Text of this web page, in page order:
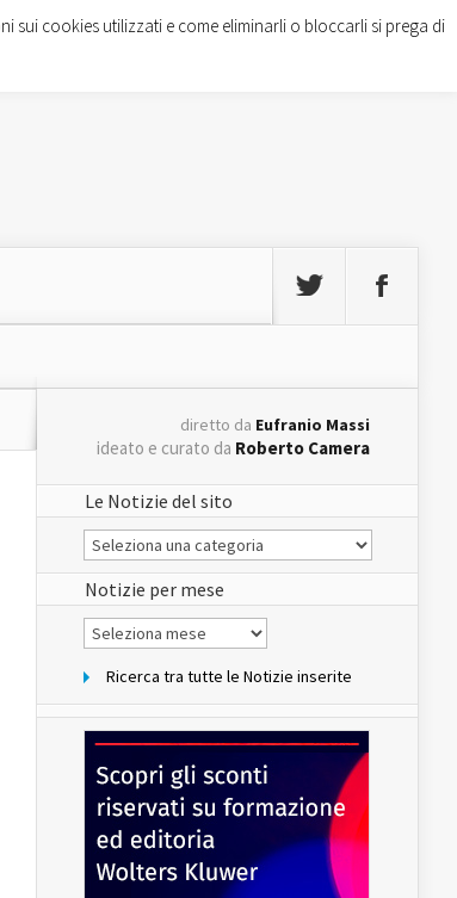
diretto da Eufranio Massi
ideato e curato da Roberto Camera
Le Notizie del sito
Le
Notizie
del
sito
Notizie per mese
Notizie
per
Ricerca tra tutte le Notizie inserite
sui cookies utilizzati e come eliminarli o bloccarli si prega di